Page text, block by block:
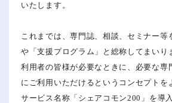
全国公益法
いたします。
これまでは、専門誌、相談、セミナー等
や「支援プログラム」と総称してまいり
利用者の皆様が必要なときに、必要な専
にご利用いただけるというコンセプトを
サービス名称「シェアコモン200」を導